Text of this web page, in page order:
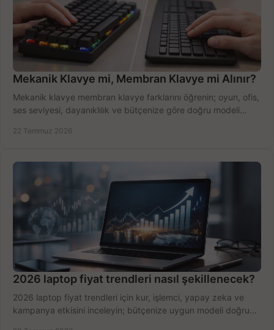
Mekanik Klavye mi, Membran Klavye mi Alınır?
Mekanik klavye membran klavye farklarını öğrenin; oyun, ofis,
ses seviyesi, dayanıklılık ve bütçenize göre doğru modeli
22 Temmuz 2026
2026 laptop fiyat trendleri nasıl şekillenecek?
2026 laptop fiyat trendleri için kur, işlemci, yapay zeka ve
kampanya etkisini inceleyin; bütçenize uygun modeli doğru